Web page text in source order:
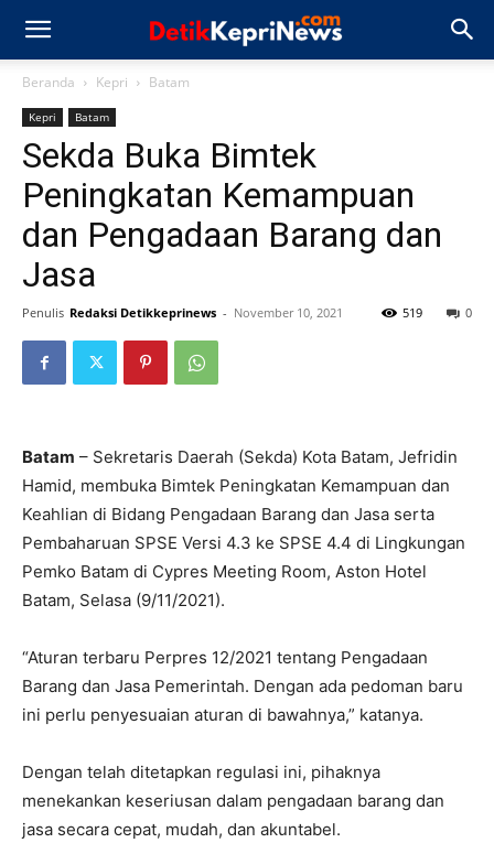
Beranda Kepri Batam
Kepri Batam
Sekda Buka Bimtek
Peningkatan Kemampuan
dan Pengadaan Barang dan
Jasa
Penulis Redaksi Detikkeprinews - November 10, 2021 0
519
Batam – Sekretaris Daerah (Sekda) Kota Batam, Jefridin
Hamid, membuka Bimtek Peningkatan Kemampuan dan
Keahlian di Bidang Pengadaan Barang dan Jasa serta
Pembaharuan SPSE Versi 4.3 ke SPSE 4.4 di Lingkungan
Pemko Batam di Cypres Meeting Room, Aston Hotel
Batam, Selasa (9/11/2021).
“Aturan terbaru Perpres 12/2021 tentang Pengadaan
Barang dan Jasa Pemerintah. Dengan ada pedoman baru
ini perlu penyesuaian aturan di bawahnya,” katanya.
Dengan telah ditetapkan regulasi ini, pihaknya
menekankan keseriusan dalam pengadaan barang dan
jasa secara cepat, mudah, dan akuntabel.